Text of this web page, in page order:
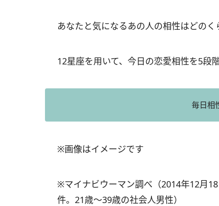
あなたと気になるあの人の相性はどのく
12星座を用いて、今日の恋愛相性を5段
毎日相
※画像はイメージです
※マイナビウーマン調べ（2014年12月
件。21歳～39歳の社会人男性）